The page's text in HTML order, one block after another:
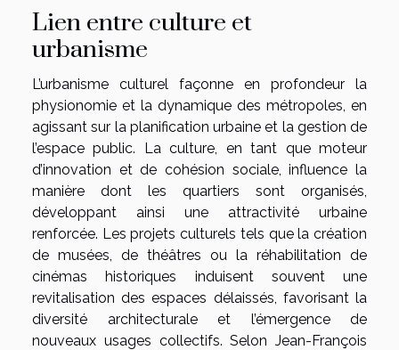
Lien entre culture et
urbanisme
L’urbanisme culturel façonne en profondeur la
physionomie et la dynamique des métropoles, en
agissant sur la planification urbaine et la gestion de
l’espace public. La culture, en tant que moteur
d’innovation et de cohésion sociale, influence la
manière dont les quartiers sont organisés,
développant ainsi une attractivité urbaine
renforcée. Les projets culturels tels que la création
de musées, de théâtres ou la réhabilitation de
cinémas historiques induisent souvent une
revitalisation des espaces délaissés, favorisant la
diversité architecturale et l’émergence de
nouveaux usages collectifs. Selon Jean-François